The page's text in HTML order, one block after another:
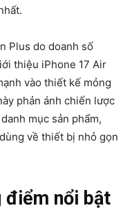
Plus do doanh số
thiệu iPhone 17 Air
vào thiết kế mỏng
phản ánh chiến lược
mục sản phẩm,
về thiết bị nhỏ gọn
điểm nổi bật